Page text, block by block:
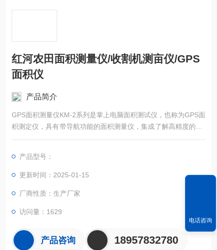
红河农田面积测量仪/收割机测亩仪/GPS
面积仪
产品简介
GPS面积测量仪KM-2系列是掌上电脑面积测试仪，也称为GPS面
积测定仪，具有带导航功能的面积测量仪，集成了解高精度的GP
S定位系统、精确的面积计算方法和智能化的掌上电脑系统，能
产品型号：
更新时间：2025-01-15
厂商性质：生产厂家
访问量：1629
产品咨询 18957832780
电话咨询